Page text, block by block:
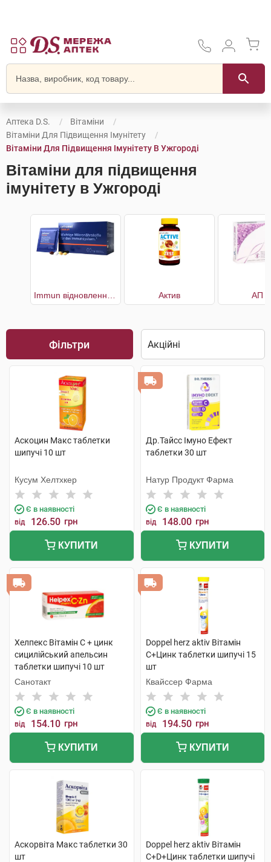
Аптека D.S.
Вітаміни
Вітаміни Для Підвищення Імунітету
Вітаміни Для Підвищення Імунітету В Ужгороді
Вітаміни для підвищення
імунітету в Ужгороді
Актив АП
Фільтри
Аскоцин Макс таблетки
шипучі 10 шт
Кусум Хелтхкер
Є в наявності
від 126.50 грн
КУПИТИ
Др.Тайсс Імуно Ефект
таблетки 30 шт
Натур Продукт Фарма
Є в наявності
від 148.00 грн
КУПИТИ
Хелпекс Вітамін С + цинк
сицилійський апельсин
таблетки шипучі 10 шт
Санотакт
Є в наявності
від 154.10 грн
КУПИТИ
Doppel herz aktiv Вітамін
С+Цинк таблетки шипучі 15
шт
Квайссер Фарма
Є в наявності
від 194.50 грн
КУПИТИ
Аскорвіта Макс таблетки 30
шт
Doppel herz aktiv Вітамін
С+D+Цинк таблетки шипучі